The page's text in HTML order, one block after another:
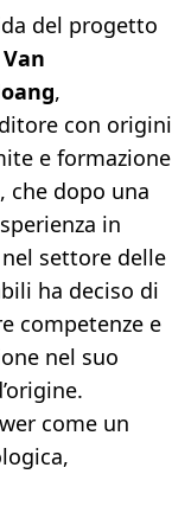
del progetto
,
con origini
e formazione
che dopo una
in
settore delle
ha deciso di
competenze e
nel suo
come un